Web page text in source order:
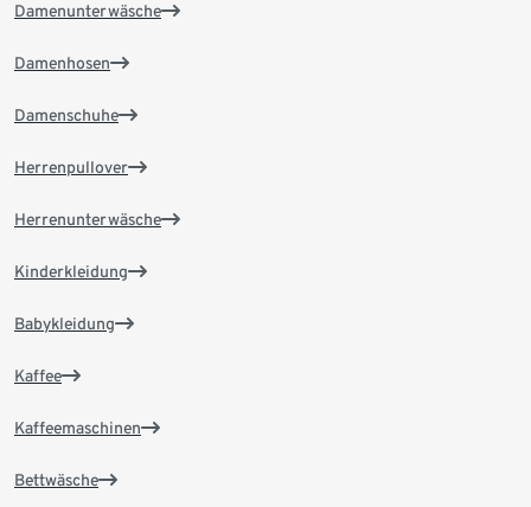
Damenunterwäsche
Damenhosen
Damenschuhe
Herrenpullover
Herrenunterwäsche
Kinderkleidung
Babykleidung
Kaffee
Kaffeemaschinen
Bettwäsche